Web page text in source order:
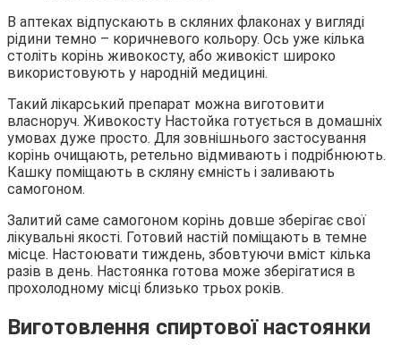
В аптеках відпускають в скляних флаконах у вигляді
рідини темно – коричневого кольору. Ось уже кілька
століть корінь живокосту, або живокіст широко
використовують у народній медицині.
Такий лікарський препарат можна виготовити
власноруч. Живокосту Настойка готується в домашніх
умовах дуже просто. Для зовнішнього застосування
корінь очищають, ретельно відмивають і подрібнюють.
Кашку поміщають в скляну ємність і заливають
самогоном.
Залитий саме самогоном корінь довше зберігає свої
лікувальні якості. Готовий настій поміщають в темне
місце. Настоювати тиждень, збовтуючи вміст кілька
разів в день. Настоянка готова може зберігатися в
прохолодному місці близько трьох років.
Виготовлення спиртової настоянки